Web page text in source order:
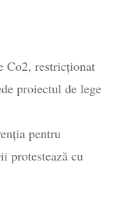
din Iași
Co2, restricționat
proiectul de lege
pentru
protestează cu